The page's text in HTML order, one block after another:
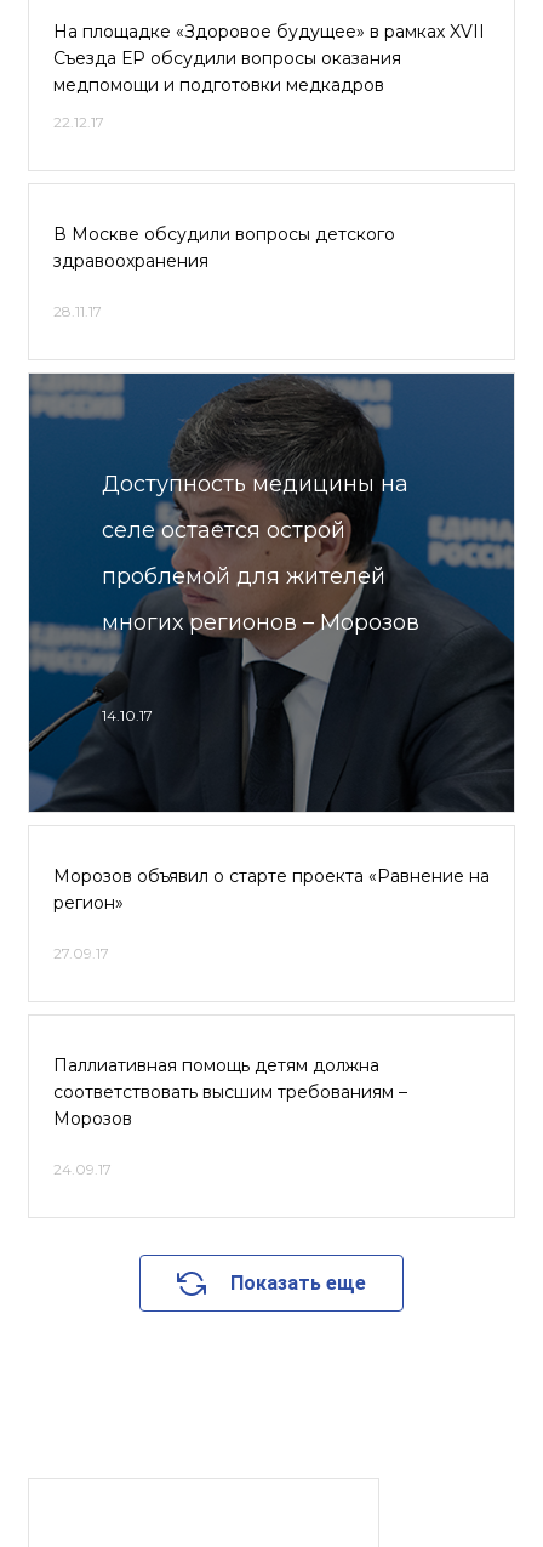
На площадке «Здоровое будущее» в рамках XVII
Съезда ЕР обсудили вопросы оказания
медпомощи и подготовки медкадров
22.12.17
В Москве обсудили вопросы детского
здравоохранения
28.11.17
Доступность медицины на
селе остается острой
проблемой для жителей
многих регионов – Морозов
14.10.17
Морозов объявил о старте проекта «Равнение на
регион»
27.09.17
Паллиативная помощь детям должна
соответствовать высшим требованиям –
Морозов
24.09.17
Показать еще